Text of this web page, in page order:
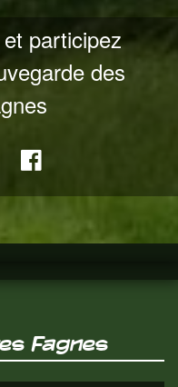
participez
des
Fagnes